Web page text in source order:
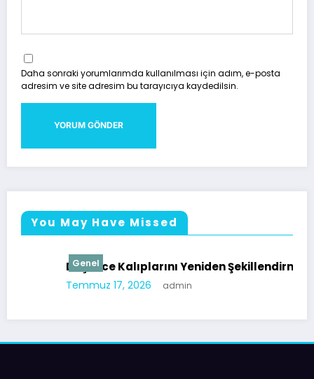
Daha sonraki yorumlarımda kullanılması için adım, e-posta
adresim ve site adresim bu tarayıcıya kaydedilsin.
You May Have Missed
Düşünce Kalıplarını Yeniden Şekillendirmek
Temmuz 17, 2026 admin